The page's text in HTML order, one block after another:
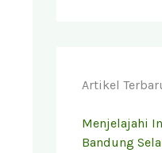
Artikel
Menjelajahi
Bandung